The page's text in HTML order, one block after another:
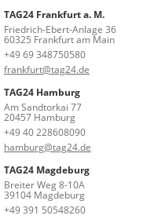
TAG24 Frankfurt a. M.
Friedrich-Ebert-Anlage 36
60325 Frankfurt am Main
+49 69 348750580
frankfurt@tag24.de
TAG24 Hamburg
Am Sandtorkai 77
20457 Hamburg
+49 40 228608090
hamburg@tag24.de
TAG24 Magdeburg
Breiter Weg 8-10A
39104 Magdeburg
+49 391 50548260